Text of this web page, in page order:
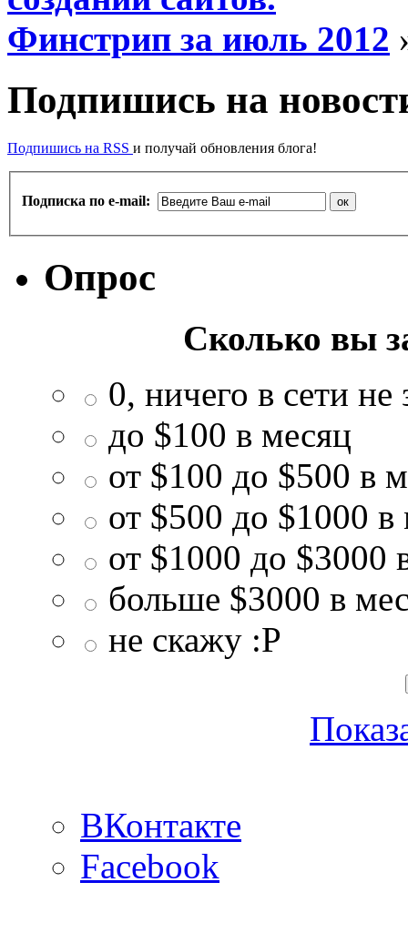
Финстрип за июль 2012
Подпишись на
Подпишись на RSS и получай обновления блога!
Подписка по e-mail:
Опрос
Сколько вы
0, ничего в сети не
до $100 в месяц
от $100 до $500 в
от $500 до $1000 в
от $1000 до $3000
больше $3000 в
не скажу :P
ВКонтакте
Facebook